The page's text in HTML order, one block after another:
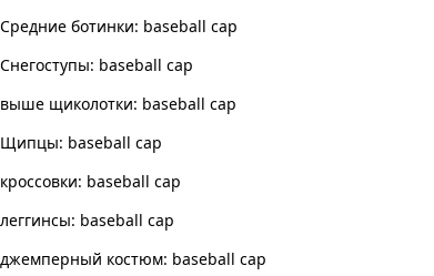
Средние ботинки: baseball cap
Снегоступы: baseball cap
выше щиколотки: baseball cap
Щипцы: baseball cap
кроссовки: baseball cap
леггинсы: baseball cap
джемперный костюм: baseball cap